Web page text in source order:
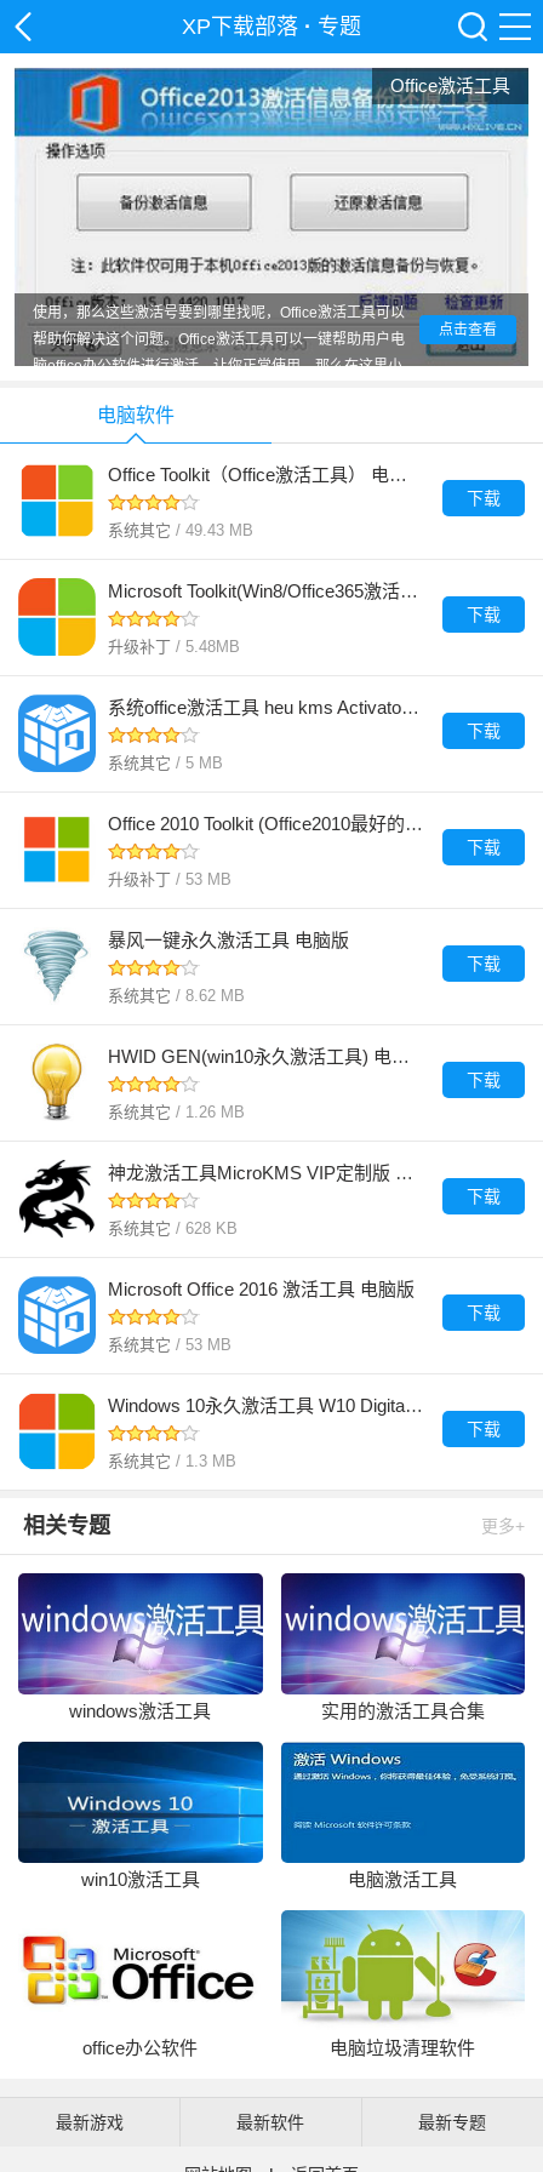
XP下载部落· 专题
Office激活工具
现在随着使用电脑来进行日常办公的人群越来越多，Office
软件三件套已经成为众多工作人群不可缺少的工作软件了，
使用，那么这些激活号要到哪里找呢，Office激活工具可以
帮助你解决这个问题。Office激活工具可以一键帮助用户电
脑office办公软件进行激活，让你正常使用。那么在这里小
迎来点击下载使用。
点击查看
电脑软件
Office Toolkit（Office激活工具） 电脑版
系统其它 / 49.43 MB
下载
Microsoft Toolkit(Win8/Office365激活工具) 电脑版
升级补丁 / 5.48MB
下载
系统office激活工具 heu kms Activator 电脑版
系统其它 / 5 MB
下载
Office 2010 Toolkit (Office2010最好的激活工具) 电脑版
升级补丁 / 53 MB
下载
暴风一键永久激活工具 电脑版
系统其它 / 8.62 MB
下载
HWID GEN(win10永久激活工具) 电脑版
系统其它 / 1.26 MB
下载
神龙激活工具MicroKMS VIP定制版 电脑版
系统其它 / 628 KB
下载
Microsoft Office 2016 激活工具 电脑版
系统其它 / 53 MB
下载
Windows 10永久激活工具 W10 Digital Activation 电脑版
系统其它 / 1.3 MB
下载
相关专题 更多+
windows激活工具 实用的激活工具合集
win10激活工具 电脑激活工具
office办公软件 电脑垃圾清理软件
最新游戏 最新软件 最新专题